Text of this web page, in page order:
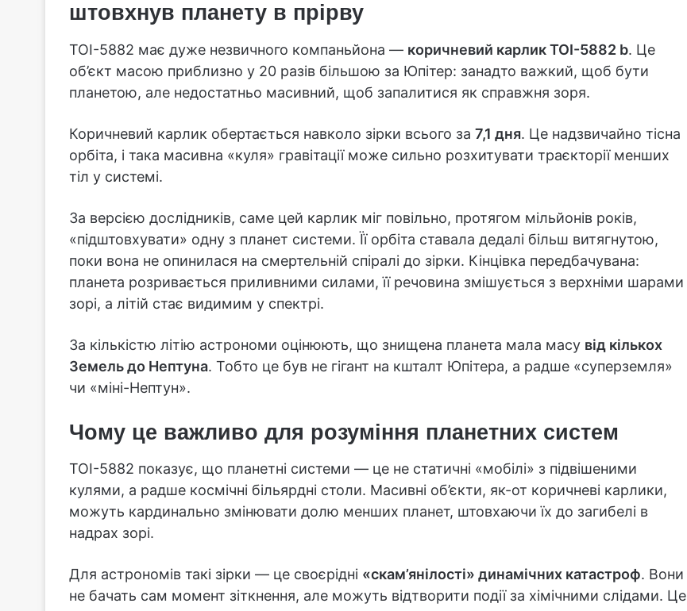
штовхнув планету в прірву
TOI-5882 має дуже незвичного компаньйона — коричневий карлик TOI-5882 b. Це
об’єкт масою приблизно у 20 разів більшою за Юпітер: занадто важкий, щоб бути
планетою, але недостатньо масивний, щоб запалитися як справжня зоря.
Коричневий карлик обертається навколо зірки всього за 7,1 дня. Це надзвичайно тісна
орбіта, і така масивна «куля» гравітації може сильно розхитувати траєкторії менших
тіл у системі.
За версією дослідників, саме цей карлик міг повільно, протягом мільйонів років,
«підштовхувати» одну з планет системи. Її орбіта ставала дедалі більш витягнутою,
поки вона не опинилася на смертельній спіралі до зірки. Кінцівка передбачувана:
планета розривається приливними силами, її речовина змішується з верхніми шарами
зорі, а літій стає видимим у спектрі.
За кількістю літію астрономи оцінюють, що знищена планета мала масу від кількох
Земель до Нептуна. Тобто це був не гігант на кшталт Юпітера, а радше «суперземля»
чи «міні-Нептун».
Чому це важливо для розуміння планетних систем
TOI-5882 показує, що планетні системи — це не статичні «мобілі» з підвішеними
кулями, а радше космічні більярдні столи. Масивні об’єкти, як-от коричневі карлики,
можуть кардинально змінювати долю менших планет, штовхаючи їх до загибелі в
надрах зорі.
Для астрономів такі зірки — це своєрідні «скам’янілості» динамічних катастроф. Вони
не бачать сам момент зіткнення, але можуть відтворити події за хімічними слідами. Це